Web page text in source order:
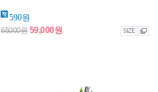
590원
65000원 59,000원